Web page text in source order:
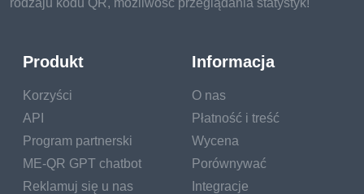
rodzaju kodu QR, możliwość przeglądania statystyk!
Produkt
Korzyści
API
Program partnerski
ME-QR GPT chatbot
Reklamuj się u nas
Informacja
O nas
Płatność i treść
Wycena
Porównywać
Integracje